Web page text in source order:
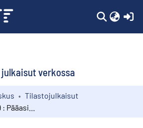
verkossa
Tilastojulkaisut